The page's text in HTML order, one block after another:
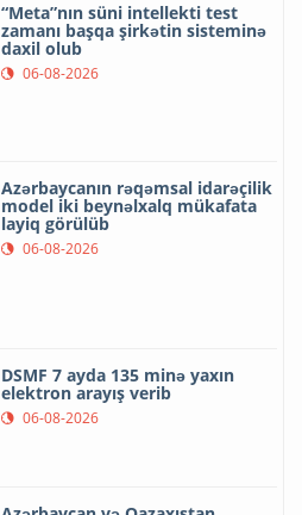
“Meta”nın süni intellekti test
zamanı başqa şirkətin sisteminə
daxil olub
06-08-2026
Azərbaycanın rəqəmsal idarəçilik
model iki beynəlxalq mükafata
layiq görülüb
06-08-2026
DSMF 7 ayda 135 minə yaxın
elektron arayış verib
06-08-2026